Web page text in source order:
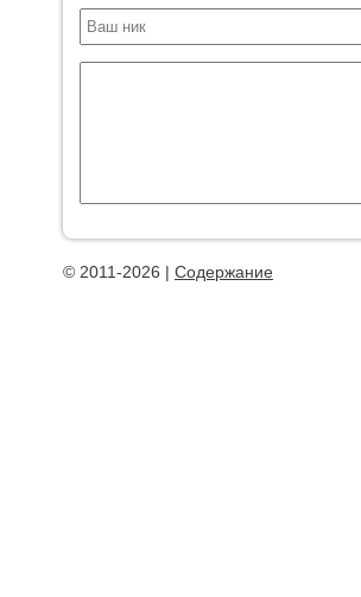
© 2011-2026 | Содержание